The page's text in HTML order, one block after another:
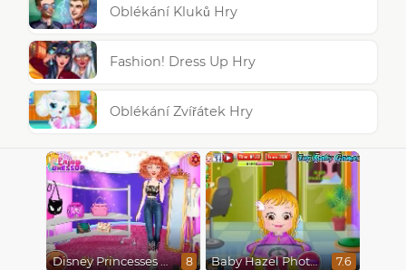
Oblékání Kluků Hry
Fashion! Dress Up Hry
Oblékání Zvířátek Hry
Disney Princesses Runway Show 8 Baby Hazel Photoshoot 7.6